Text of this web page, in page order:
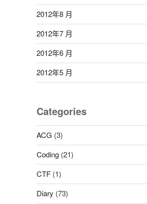
2012年8 月
2012年7 月
2012年6 月
2012年5 月
Categories
ACG (3)
Coding(21)
CTF(1)
Diary (73)